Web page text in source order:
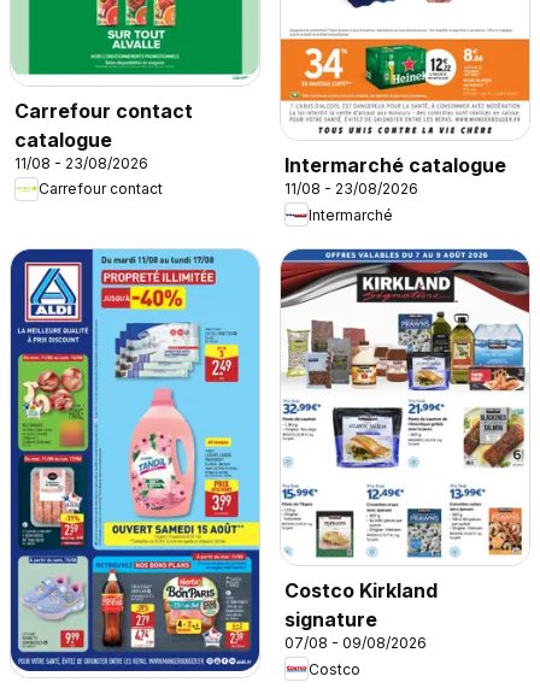
Carrefour contact
catalogue
11/08 - 23/08/2026
Carrefour contact
Intermarché catalogue
11/08 - 23/08/2026
Intermarché
Costco Kirkland
signature
07/08 - 09/08/2026
Costco